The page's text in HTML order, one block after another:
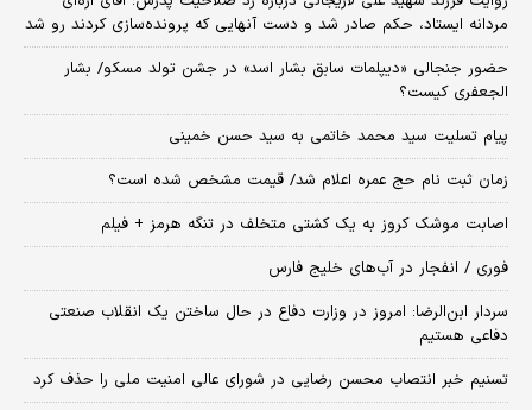
مردانه ایستاد، حکم صادر شد و دست آنهایی که پرونده‌سازی کردند رو شد
حضور جنجالی «دیپلمات سابق بشار اسد» در جشن تولد مسکو/ بشار
الجعفری کیست؟
پیام تسلیت سید محمد خاتمی به سید حسن خمینی
زمان ثبت‌ نام حج عمره اعلام شد/ قیمت مشخص شده است؟
اصابت موشک کروز به یک کشتی متخلف در تنگه هرمز + فیلم
فوری / انفجار در آب‌های خلیج فارس
سردار ابن‌الرضا: امروز در وزارت دفاع در حال ساختن یک انقلاب صنعتی
دفاعی هستیم
تسنیم خبر انتصاب محسن رضایی در شورای عالی امنیت ملی را حذف کرد